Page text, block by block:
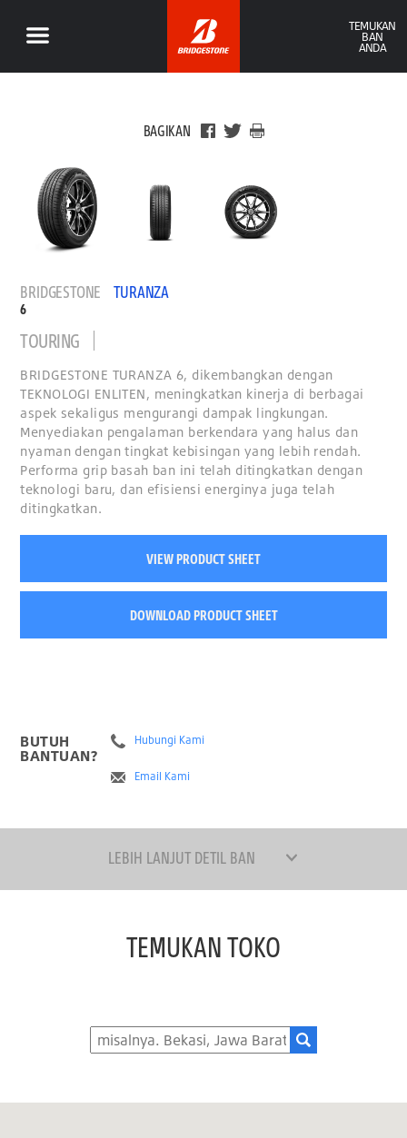
TEMUKAN
BAN
ANDA
BAGIKAN
BRIDGESTONE TURANZA
6
TOURING
BRIDGESTONE TURANZA 6, dikembangkan dengan
TEKNOLOGI ENLITEN, meningkatkan kinerja di berbagai
aspek sekaligus mengurangi dampak lingkungan.
Menyediakan pengalaman berkendara yang halus dan
nyaman dengan tingkat kebisingan yang lebih rendah.
Performa grip basah ban ini telah ditingkatkan dengan
teknologi baru, dan efisiensi energinya juga telah
ditingkatkan.
VIEW PRODUCT SHEET
DOWNLOAD PRODUCT SHEET
BUTUH
BANTUAN?
Hubungi Kami
Email Kami
LEBIH LANJUT DETIL BAN
TEMUKAN TOKO